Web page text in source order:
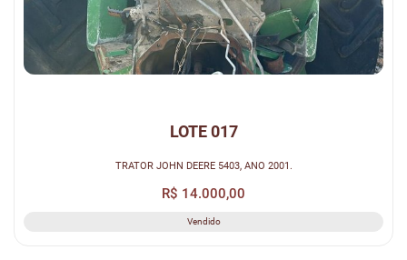
LOTE 017
TRATOR JOHN DEERE 5403, ANO 2001.
R$ 14.000,00
Vendido